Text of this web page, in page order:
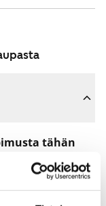
tähän
300 euron